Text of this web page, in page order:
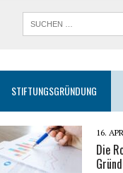
STIFTUNGSGRÜNDUNG
16.
Die